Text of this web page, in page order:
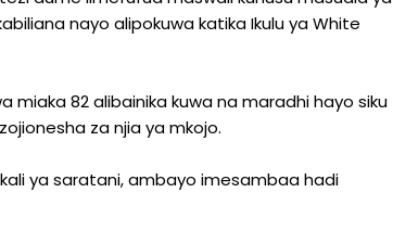
nayo alipokuwa katika Ikulu ya White
miaka 82 alibainika kuwa na maradhi hayo siku
za njia ya mkojo.
ya saratani, ambayo imesambaa hadi